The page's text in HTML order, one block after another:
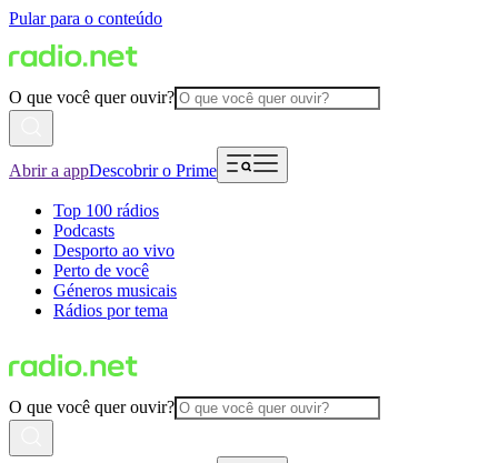
Pular para o conteúdo
O que você quer ouvir?
Abrir a appDescobrir o Prime
Top 100 rádios
Podcasts
Desporto ao vivo
Perto de você
Géneros musicais
Rádios por tema
O que você quer ouvir?